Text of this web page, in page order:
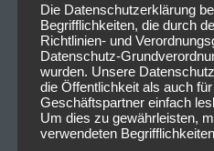
Nicht umsonst spielen sie
dem wohl größten Metal
Wacken Open Air
Haben
verdient.
Die Datenschutzerklärung
Begrifflichkeiten, die durch
Richtlinien- und
Datenschutz-
wurden. Unsere
die Öffentlichkeit als auch
Geschäftspartner einfach
Um dies zu gewährleisten,
verwendeten